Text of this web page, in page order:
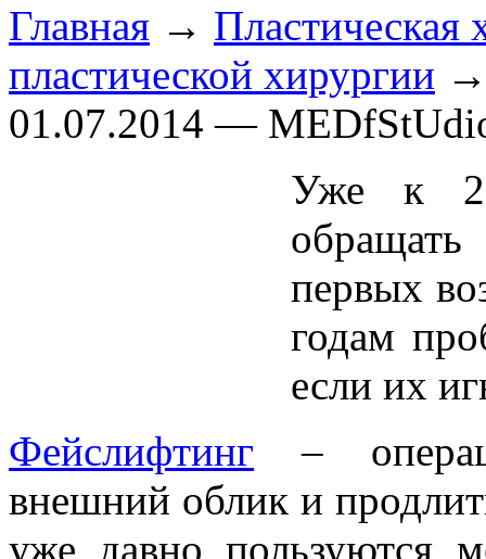
Главная → Пластическая
пластической хирургии →
01.07.2014 —
Уже к
первых
годам
если их
Фейслифтинг –
внешний облик и
уже давно пользуются